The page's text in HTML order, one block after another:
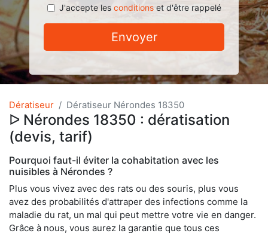
J'accepte les conditionset d'être rappelé
Envoyer
Dératiseur Dératiseur Nérondes 18350
ᐅ Nérondes 18350 : dératisation
(devis, tarif)
Pourquoi faut-il éviter la cohabitation avec les
nuisibles à Nérondes ?
Plus vous vivez avec des rats ou des souris, plus vous
avez des probabilités d'attraper des infections comme la
maladie du rat, un mal qui peut mettre votre vie en danger.
Grâce à nous, vous aurez la garantie que tous ces